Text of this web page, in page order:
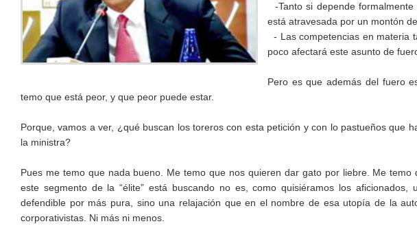
-Tanto si depende
está atravesada por un montón
- Las competencias en materia
poco afectará este asunto de
Pero es que además del fuero
temo que está peor, y que peor puede estar.
Porque, vamos a ver, ¿qué buscan los toreros con esta petición y con lo pastueños que
la ministra?
Pues me temo que nada bueno. Me temo que nos quieren dar gato por liebre. Me temo
este segmento de la “élite” está buscando no es, como quisiéramos los
defendible por más pura, sino una relajación que en el nombre de esa utopía de la
corporativistas. Ni más ni menos.